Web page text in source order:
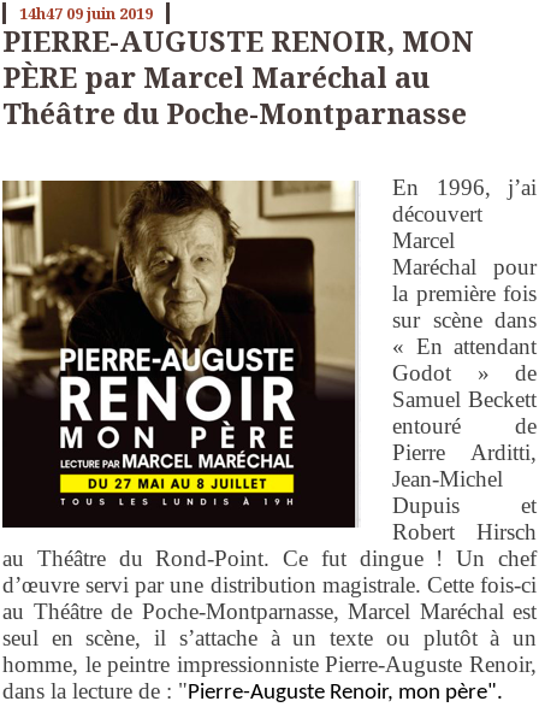
14h47 09juin 2019
PIERRE-AUGUSTE RENOIR, MON
PÈRE par Marcel Maréchal au
Théâtre du Poche-Montparnasse
En 1996, j’ai
découvert
Marcel
Maréchal pour
la première fois
sur scène dans
« En attendant
Godot » de
Samuel Beckett
entouré de
Pierre Arditti,
Jean-Michel
Dupuis et
Robert Hirsch
au Théâtre du Rond-Point. Ce fut dingue ! Un chef
d’œuvre servi par une distribution magistrale. Cette fois-ci
au Théâtre de Poche-Montparnasse, Marcel Maréchal est
seul en scène, il s’attache à un texte ou plutôt à un
homme, le peintre impressionniste Pierre-Auguste Renoir,
dans la lecture de : "Pierre-Auguste Renoir, mon père".